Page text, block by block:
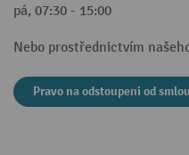
pá, 07:30 - 15:00
Nebo prostřednictvím
Pravo na odstoupeni od